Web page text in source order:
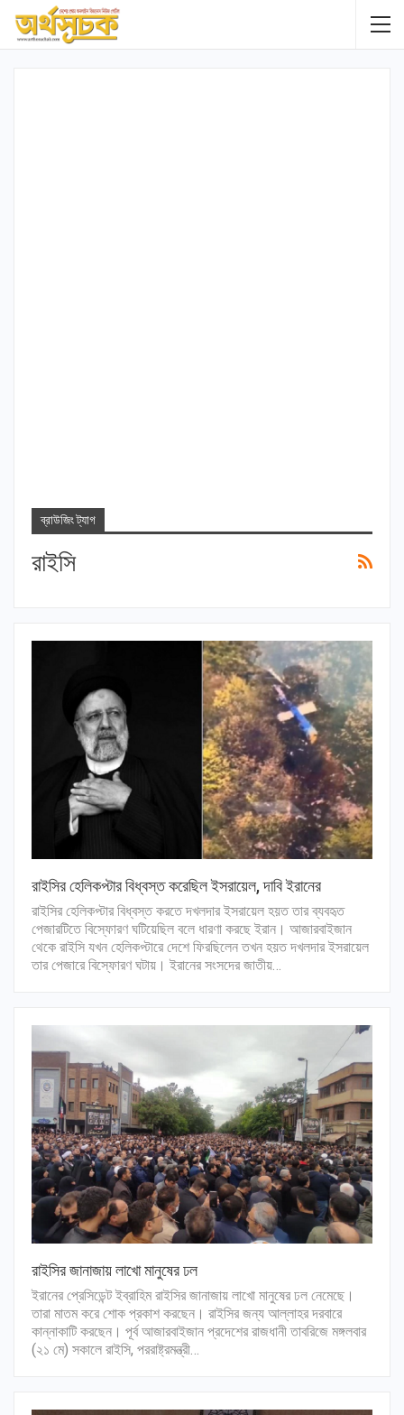
ব্রাউজিং ট্যাগ
রাইসি
রাইসির হেলিকপ্টার বিধ্বস্ত করেছিল ইসরায়েল, দাবি ইরানের
রাইসির হেলিকপ্টার বিধ্বস্ত করতে দখলদার ইসরায়েল হয়ত তার ব্যবহৃত
পেজারটিতে বিস্ফোরণ ঘটিয়েছিল বলে ধারণা করছে ইরান। আজারবাইজান
থেকে রাইসি যখন হেলিকপ্টারে দেশে ফিরছিলেন তখন হয়ত দখলদার ইসরায়েল
তার পেজারে বিস্ফোরণ ঘটায়। ইরানের সংসদের জাতীয়…
রাইসির জানাজায় লাখো মানুষের ঢল
ইরানের প্রেসিডেন্ট ইব্রাহিম রাইসির জানাজায় লাখো মানুষের ঢল নেমেছে।
তারা মাতম করে শোক প্রকাশ করছেন। রাইসির জন্য আল্লাহর দরবারে
কান্নাকাটি করছেন। পূর্ব আজারবাইজান প্রদেশের রাজধানী তাবরিজে মঙ্গলবার
(২১ মে) সকালে রাইসি, পররাষ্ট্রমন্ত্রী…